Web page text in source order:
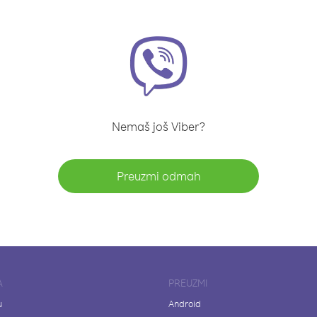
Nemaš još Viber?
Preuzmi odmah
PREUZMI
Android